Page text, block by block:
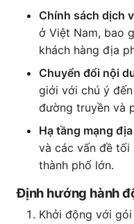
Chính sách dịch
ở Việt Nam, bao
khách hàng địa
Chuyển đổi nội
giới với chú ý
đường truyền và
Hạ tầng mạng
và các vấn đề tối
thành phố lớn.
Định hướng hành
Khởi động với